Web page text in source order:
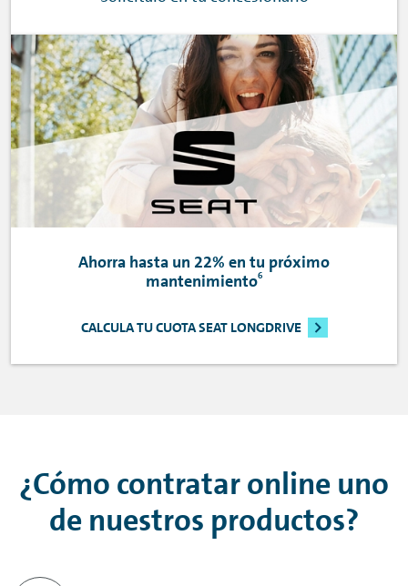
Ahorra hasta un 22% en tu próximo
mantenimiento6
CALCULA TU CUOTA SEAT LONGDRIVE
¿Cómo contrataronline uno
de nuestros productos?